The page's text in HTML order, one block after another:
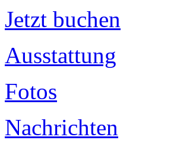
Jetzt buchen
Ausstattung
Fotos
Nachrichten